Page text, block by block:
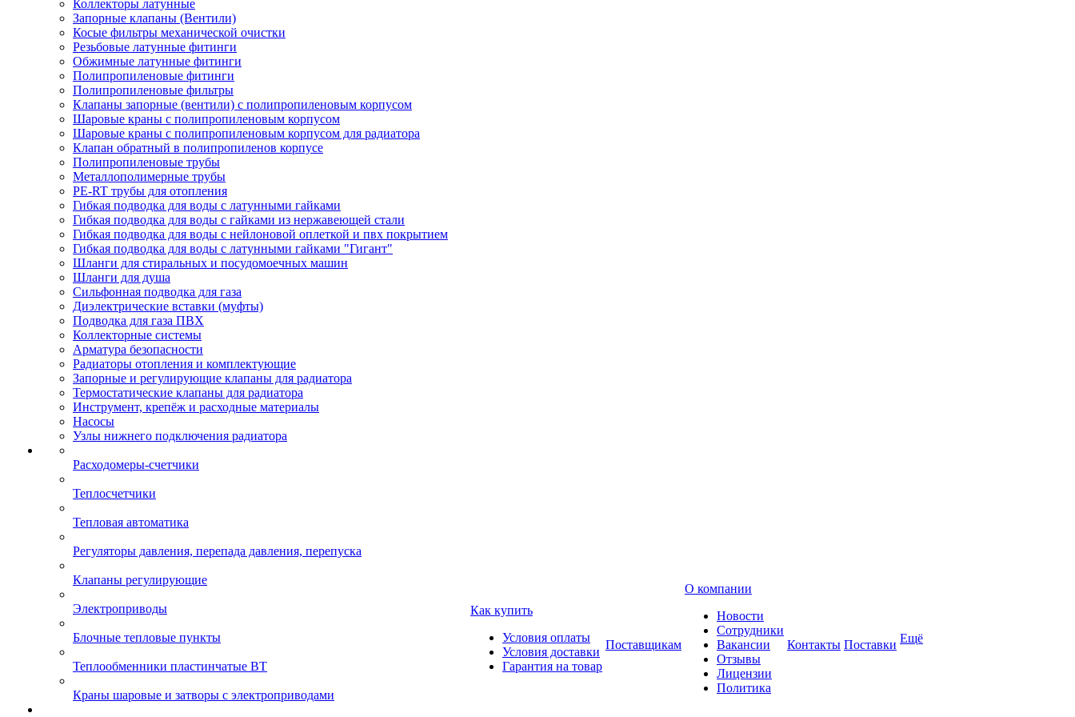
Коллекторы латунные
Запорные клапаны (Вентили)
Косые фильтры механической очистки
Резьбовые латунные фитинги
Обжимные латунные фитинги
Полипропиленовые фитинги
Полипропиленовые фильтры
Клапаны запорные (вентили) с полипропиленовым корпусом
Шаровые краны с полипропиленовым корпусом
Шаровые краны с полипропиленовым корпусом для радиатора
Клапан обратный в полипропиленов корпусе
Полипропиленовые трубы
Металлополимерные трубы
PE-RT трубы для отопления
Гибкая подводка для воды с латунными гайками
Гибкая подводка для воды с гайками из нержавеющей стали
Гибкая подводка для воды с нейлоновой оплеткой и пвх покрытием
Гибкая подводка для воды с латунными гайками "Гигант"
Шланги для стиральных и посудомоечных машин
Шланги для душа
Сильфонная подводка для газа
Диэлектрические вставки (муфты)
Подводка для газа ПВХ
Коллекторные системы
Арматура безопасности
Радиаторы отопления и комплектующие
Запорные и регулирующие клапаны для радиатора
Термостатические клапаны для радиатора
Инструмент, крепёж и расходные материалы
Насосы
Узлы нижнего подключения радиатора
Расходомеры-счетчики
Теплосчетчики
Тепловая автоматика
Регуляторы давления, перепада давления, перепуска
Клапаны регулирующие
Электроприводы
Блочные тепловые пункты
Теплообменники пластинчатые ВТ
Краны шаровые и затворы с электроприводами
Как купить
Условия оплаты
Условия доставки
Гарантия на товар
Поставщикам
О компании
Новости
Сотрудники
Вакансии
Отзывы
Лицензии
Политика
Контакты Поставки Ещё